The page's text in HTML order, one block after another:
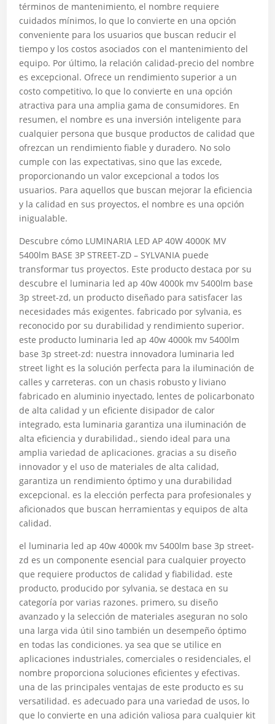
términos de mantenimiento, el nombre requiere
cuidados mínimos, lo que lo convierte en una opción
conveniente para los usuarios que buscan reducir el
tiempo y los costos asociados con el mantenimiento del
equipo. Por último, la relación calidad-precio del nombre
es excepcional. Ofrece un rendimiento superior a un
costo competitivo, lo que lo convierte en una opción
atractiva para una amplia gama de consumidores. En
resumen, el nombre es una inversión inteligente para
cualquier persona que busque productos de calidad que
ofrezcan un rendimiento fiable y duradero. No solo
cumple con las expectativas, sino que las excede,
proporcionando un valor excepcional a todos los
usuarios. Para aquellos que buscan mejorar la eficiencia
y la calidad en sus proyectos, el nombre es una opción
inigualable.
Descubre cómo LUMINARIA LED AP 40W 4000K MV
5400lm BASE 3P STREET-ZD – SYLVANIA puede
transformar tus proyectos. Este producto destaca por su
descubre el luminaria led ap 40w 4000k mv 5400lm base
3p street-zd, un producto diseñado para satisfacer las
necesidades más exigentes. fabricado por sylvania, es
reconocido por su durabilidad y rendimiento superior.
este producto luminaria led ap 40w 4000k mv 5400lm
base 3p street-zd: nuestra innovadora luminaria led
street light es la solución perfecta para la iluminación de
calles y carreteras. con un chasis robusto y liviano
fabricado en aluminio inyectado, lentes de policarbonato
de alta calidad y un eficiente disipador de calor
integrado, esta luminaria garantiza una iluminación de
alta eficiencia y durabilidad., siendo ideal para una
amplia variedad de aplicaciones. gracias a su diseño
innovador y el uso de materiales de alta calidad,
garantiza un rendimiento óptimo y una durabilidad
excepcional. es la elección perfecta para profesionales y
aficionados que buscan herramientas y equipos de alta
calidad.
el luminaria led ap 40w 4000k mv 5400lm base 3p street-
zd es un componente esencial para cualquier proyecto
que requiere productos de calidad y fiabilidad. este
producto, producido por sylvania, se destaca en su
categoría por varias razones. primero, su diseño
avanzado y la selección de materiales aseguran no solo
una larga vida útil sino también un desempeño óptimo
en todas las condiciones. ya sea que se utilice en
aplicaciones industriales, comerciales o residenciales, el
nombre proporciona soluciones eficientes y efectivas.
una de las principales ventajas de este producto es su
versatilidad. es adecuado para una variedad de usos, lo
que lo convierte en una adición valiosa para cualquier kit